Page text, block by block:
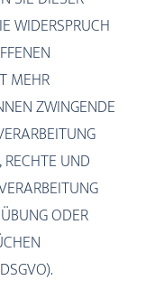
WIDERSPRUCH
MEHR
ZWINGENDE
UND
ODER